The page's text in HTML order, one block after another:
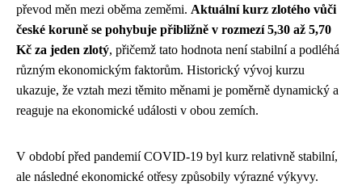
převod měn mezi oběma zeměmi. Aktuální kurz zlotého vůči
české koruně se pohybuje přibližně v rozmezí 5,30 až 5,70
Kč za jeden zlotý, přičemž tato hodnota není stabilní a podléhá
různým ekonomickým faktorům. Historický vývoj kurzu
ukazuje, že vztah mezi těmito měnami je poměrně dynamický a
reaguje na ekonomické události v obou zemích.
V období před pandemií COVID-19 byl kurz relativně stabilní,
ale následné ekonomické otřesy způsobily výrazné výkyvy.